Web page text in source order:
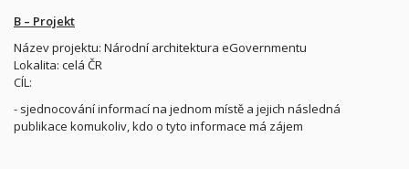
B – Projekt
Název projektu: Národní architektura eGovernmentu
Lokalita: celá ČR
CÍL:
- sjednocování informací na jednom místě a jejich následná
publikace komukoliv, kdo o tyto informace má zájem